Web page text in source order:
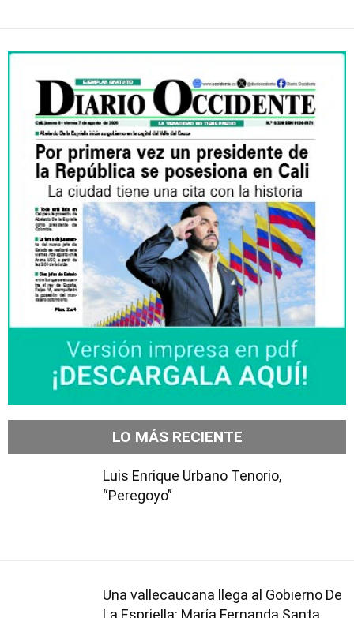
LO MÁS RECIENTE
Luis Enrique Urbano Tenorio,
“Peregoyo”
Una vallecaucana llega al Gobierno De
La Espriella: María Fernanda Santa,